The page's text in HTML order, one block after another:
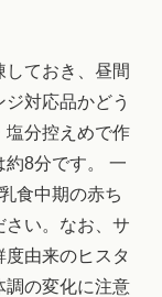
ておき、昼間
対応品かどう
塩分控えめで作
約8分です。 一
食中期の赤ち
さい。なお、サ
由来のヒスタ
調の変化に注意